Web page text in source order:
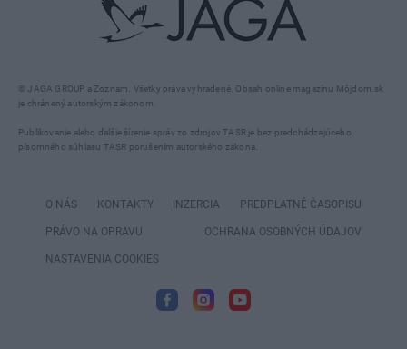
© JAGA GROUP a Zoznam. Všetky práva vyhradené. Obsah online magazínu Môjdom.sk
je chránený autorským zákonom.
Publikovanie alebo ďalšie šírenie správ zo zdrojov TASR je bez predchádzajúceho
písomného súhlasu TASR porušením autorského zákona.
O NÁS KONTAKTY INZERCIA PREDPLATNÉ ČASOPISU
PRÁVO NA OPRAVU OCHRANA OSOBNÝCH ÚDAJOV
NASTAVENIA COOKIES